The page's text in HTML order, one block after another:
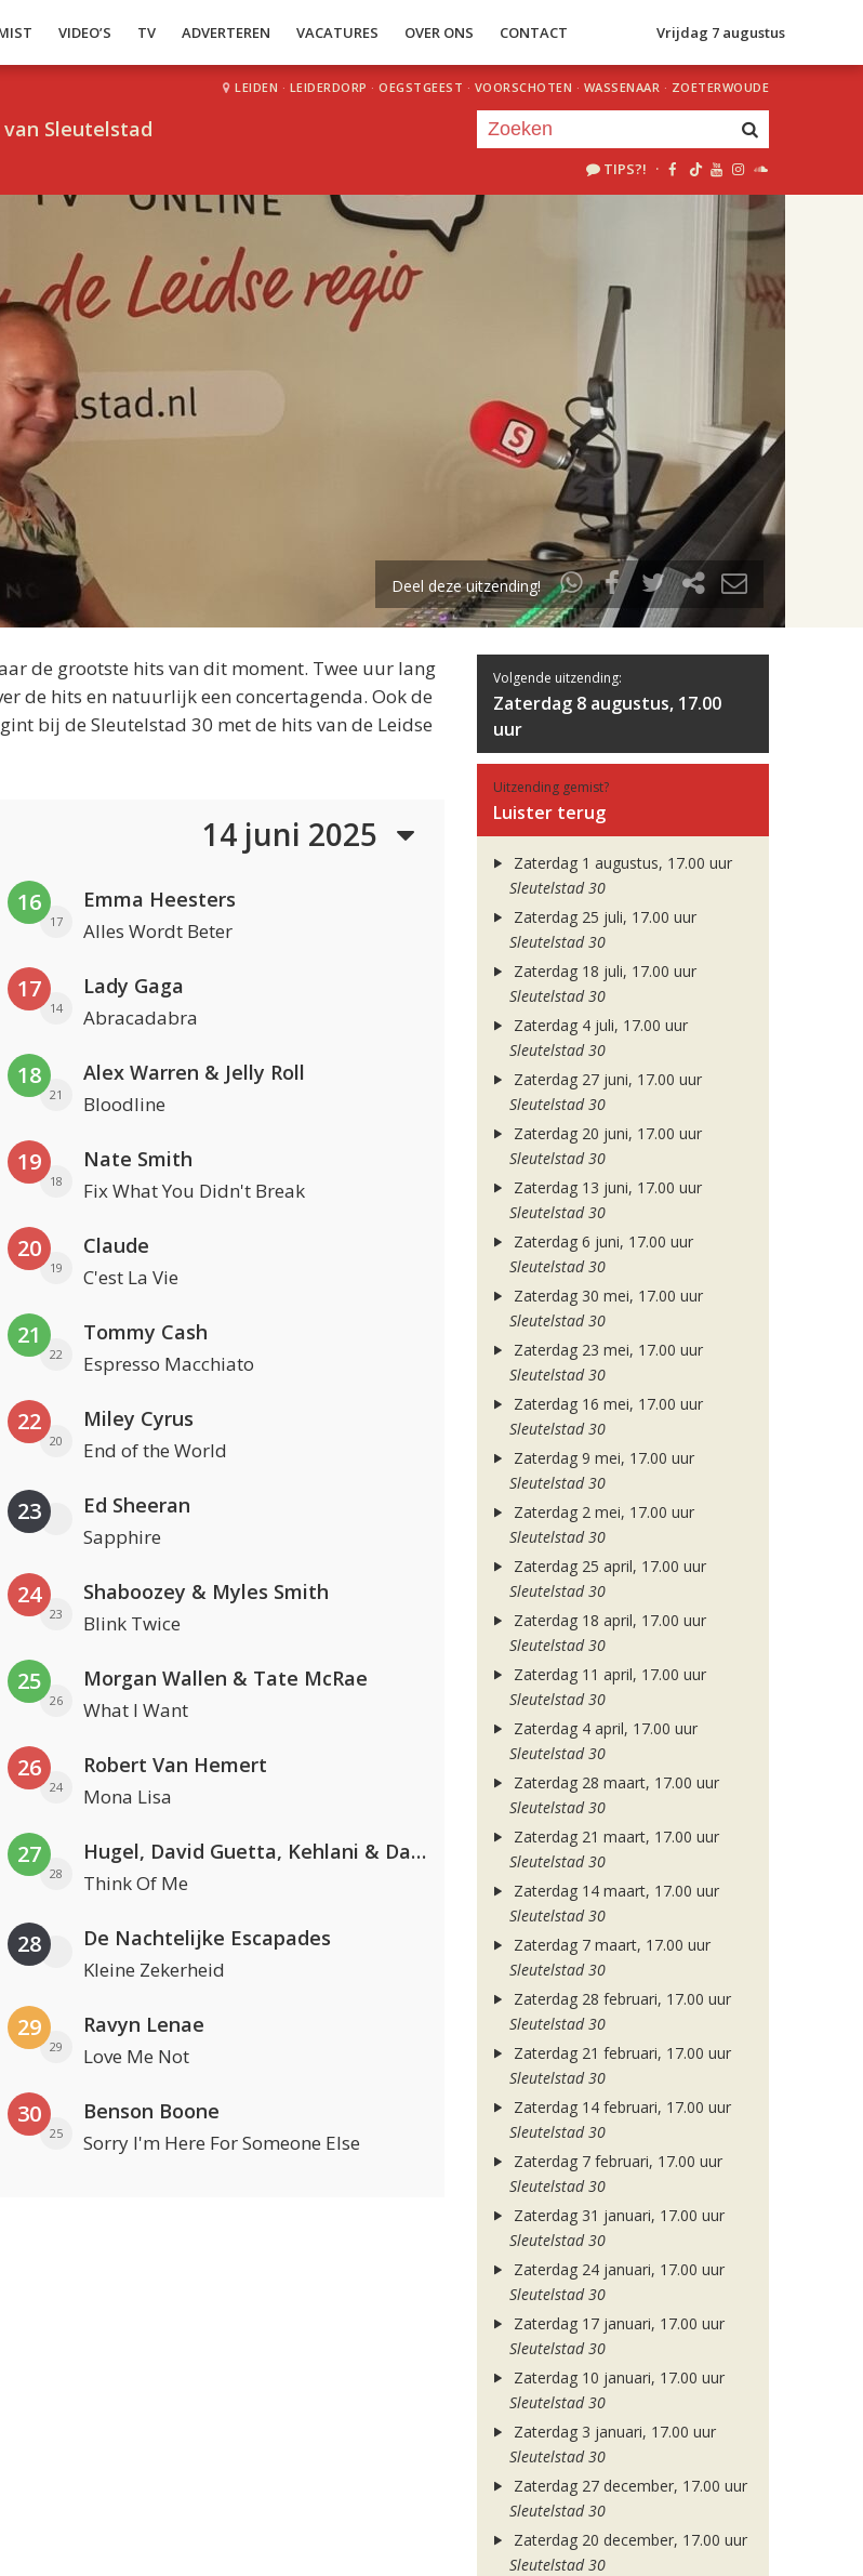
VIDEO’S TV ADVERTEREN VACATURES OVER ONS CONTACT Vrijdag 7 augustus
Sleutelstad
LEIDEN · LEIDERDORP · OEGSTGEEST · VOORSCHOTEN · WASSENAAR · ZOETERWOUDE
TIPS?! ·
uur 1 van 2
Volgend uur
Deel deze uitzending!
de grootste hits van dit moment. Twee uur lang
de hits en natuurlijk een concertagenda. Ook de
bij de Sleutelstad 30 met de hits van de Leidse
14 juni 2025
16
17
Emma Heesters
Alles Wordt Beter
17
14
Lady Gaga
Abracadabra
18
21
Alex Warren & Jelly Roll
Bloodline
19
18
Nate Smith
Fix What You Didn't Break
20
19
Claude
C'est La Vie
21
22
Tommy Cash
Espresso Macchiato
22
20
Miley Cyrus
End of the World
23 Ed Sheeran
Sapphire
24
23
Shaboozey & Myles Smith
Blink Twice
25
26
Morgan Wallen & Tate McRae
What I Want
26
24
Robert Van Hemert
Mona Lisa
27
28
Hugel, David Guetta, Kehlani & Daecolm
Think Of Me
28 De Nachtelijke Escapades
Kleine Zekerheid
29
29
Ravyn Lenae
Love Me Not
30
25
Benson Boone
Sorry I'm Here For Someone Else
Volgende uitzending:
Zaterdag 8 augustus, 17.00
uur
Uitzending gemist?
Luister terug
Zaterdag 1 augustus, 17.00 uur
Sleutelstad 30
Zaterdag 25 juli, 17.00 uur
Sleutelstad 30
Zaterdag 18 juli, 17.00 uur
Sleutelstad 30
Zaterdag 4 juli, 17.00 uur
Sleutelstad 30
Zaterdag 27 juni, 17.00 uur
Sleutelstad 30
Zaterdag 20 juni, 17.00 uur
Sleutelstad 30
Zaterdag 13 juni, 17.00 uur
Sleutelstad 30
Zaterdag 6 juni, 17.00 uur
Sleutelstad 30
Zaterdag 30 mei, 17.00 uur
Sleutelstad 30
Zaterdag 23 mei, 17.00 uur
Sleutelstad 30
Zaterdag 16 mei, 17.00 uur
Sleutelstad 30
Zaterdag 9 mei, 17.00 uur
Sleutelstad 30
Zaterdag 2 mei, 17.00 uur
Sleutelstad 30
Zaterdag 25 april, 17.00 uur
Sleutelstad 30
Zaterdag 18 april, 17.00 uur
Sleutelstad 30
Zaterdag 11 april, 17.00 uur
Sleutelstad 30
Zaterdag 4 april, 17.00 uur
Sleutelstad 30
Zaterdag 28 maart, 17.00 uur
Sleutelstad 30
Zaterdag 21 maart, 17.00 uur
Sleutelstad 30
Zaterdag 14 maart, 17.00 uur
Sleutelstad 30
Zaterdag 7 maart, 17.00 uur
Sleutelstad 30
Zaterdag 28 februari, 17.00 uur
Sleutelstad 30
Zaterdag 21 februari, 17.00 uur
Sleutelstad 30
Zaterdag 14 februari, 17.00 uur
Sleutelstad 30
Zaterdag 7 februari, 17.00 uur
Sleutelstad 30
Zaterdag 31 januari, 17.00 uur
Sleutelstad 30
Zaterdag 24 januari, 17.00 uur
Sleutelstad 30
Zaterdag 17 januari, 17.00 uur
Sleutelstad 30
Zaterdag 10 januari, 17.00 uur
Sleutelstad 30
Zaterdag 3 januari, 17.00 uur
Sleutelstad 30
Zaterdag 27 december, 17.00 uur
Sleutelstad 30
Zaterdag 20 december, 17.00 uur
Sleutelstad 30